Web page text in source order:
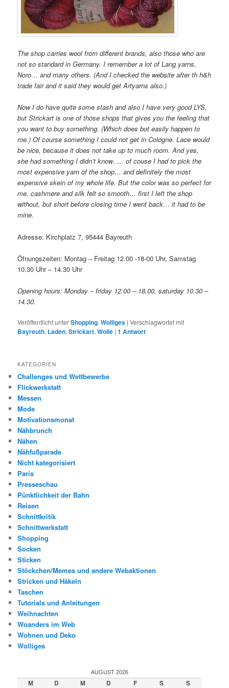
The shop carries wool from different brands, also those who are
not so standard in Germany. I remember a lot of Lang yarns,
Noro… and many others. (And I checked the website after th h&h
trade fair and it said they would get Artyarns also.)
Now I do have quite some stash and also I have very good LYS,
but Strickart is one of those shops that gives you the feeling that
you want to buy something. (Which does bot easily happen to
me.) Of course something I could not get in Cologne. Lace would
be nice, because it does not take up to much room. And yes,
she had something I didn’t know….. of couse I had to pick the
most expensive yarn of the shop… and definitely the most
expensive skein of my whole life. But the color was so perfect for
me, cashmere and silk felt so smooth… first I left the shop
without, but short before closing time I went back… it had to be
mine.
Adresse: Kirchplatz 7, 95444 Bayreuth
Öfnungszeiten: Montag – Freitag 12.00 -18-00 Uhr, Samstag
10.30 Uhr – 14.30 Uhr
Opening hours: Monday – friday 12.00 – 18.00, saturday 10.30 –
14.30.
Veröffentlicht unterShopping,Wolliges |Verschlagwortet mit
Bayreuth, Laden,Strickart,Wolle |1 Antwort
KATEGORIEN
Challenges und Wettbewerbe
Flickwerkstatt
Messen
Mode
Motivationsmonat
Nähbrunch
Nähen
Nähfußparade
Nicht kategorisiert
Paris
Presseschau
Pünktlichkeit der Bahn
Reisen
Schnittkritik
Schnittwerkstatt
Shopping
Socken
Sticken
Stöckchen/Memes und andere Webaktionen
Stricken und Häkeln
Taschen
Tutorials und Anleitungen
Weihnachten
Woanders im Web
Wohnen und Deko
Wolliges
AUGUST 2026
M D M D F S
S